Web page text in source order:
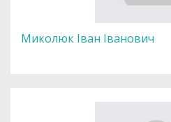
Миколюк Іван Іванович